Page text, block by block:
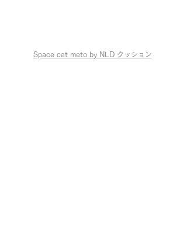
Space cat meto by NLD クッション